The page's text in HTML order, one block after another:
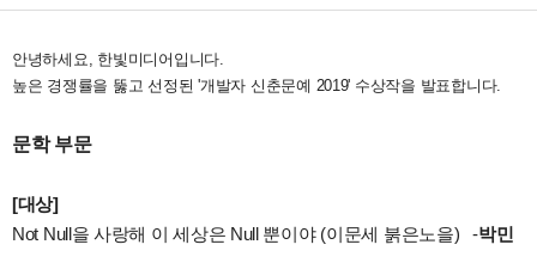
안녕하세요, 한빛미디어입니다.
높은 경쟁률을 뚫고 선정된 '개발자 신춘문예 2019' 수상작을 발표합니다.
문학 부문
[대상]
Not Null을 사랑해 이 세상은 Null 뿐이야 (이문세 붉은노을) -박민